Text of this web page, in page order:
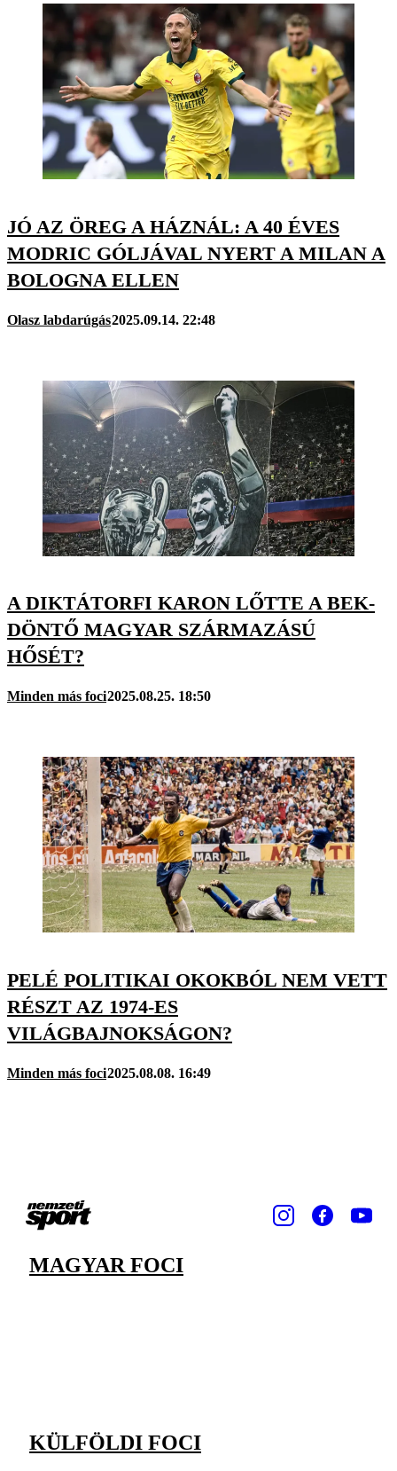
JÓ AZ ÖREG A HÁZNÁL: A 40 ÉVES
MODRIC GÓLJÁVAL NYERT A MILAN A
BOLOGNA ELLEN
Olasz labdarúgás2025.09.14. 22:48
A DIKTÁTORFI KARON LŐTTE A BEK-
DÖNTŐ MAGYAR SZÁRMAZÁSÚ
HŐSÉT?
Minden más foci2025.08.25. 18:50
PELÉ POLITIKAI OKOKBÓL NEM VETT
RÉSZT AZ 1974-ES
VILÁGBAJNOKSÁGON?
Minden más foci2025.08.08. 16:49
MAGYAR FOCI
KÜLFÖLDI FOCI